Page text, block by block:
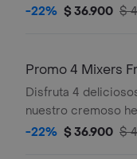
galleta de chocolate
-22% $ 36.900 $
Promo 4 Mixers
Disfruta 4
nuestro cremoso
vainilla. Elige el
-22% $ 36.900 $